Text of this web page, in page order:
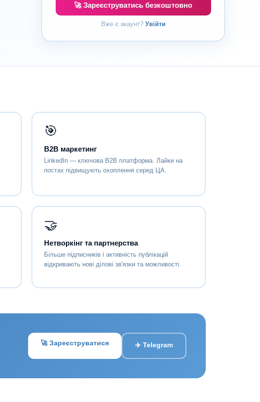
🚀 Зареєструватись безкоштовно
Вже є акаунт? Увійти
🎯
B2B маркетинг
LinkedIn — ключова B2B платформа. Лайки на
постах підвищують охоплення серед ЦА.
🤝
Нетворкінг та партнерства
Більше підписників і активність публікацій
відкривають нові ділові зв'язки та можливості.
🚀 Зареєструватися ✈️ Telegram